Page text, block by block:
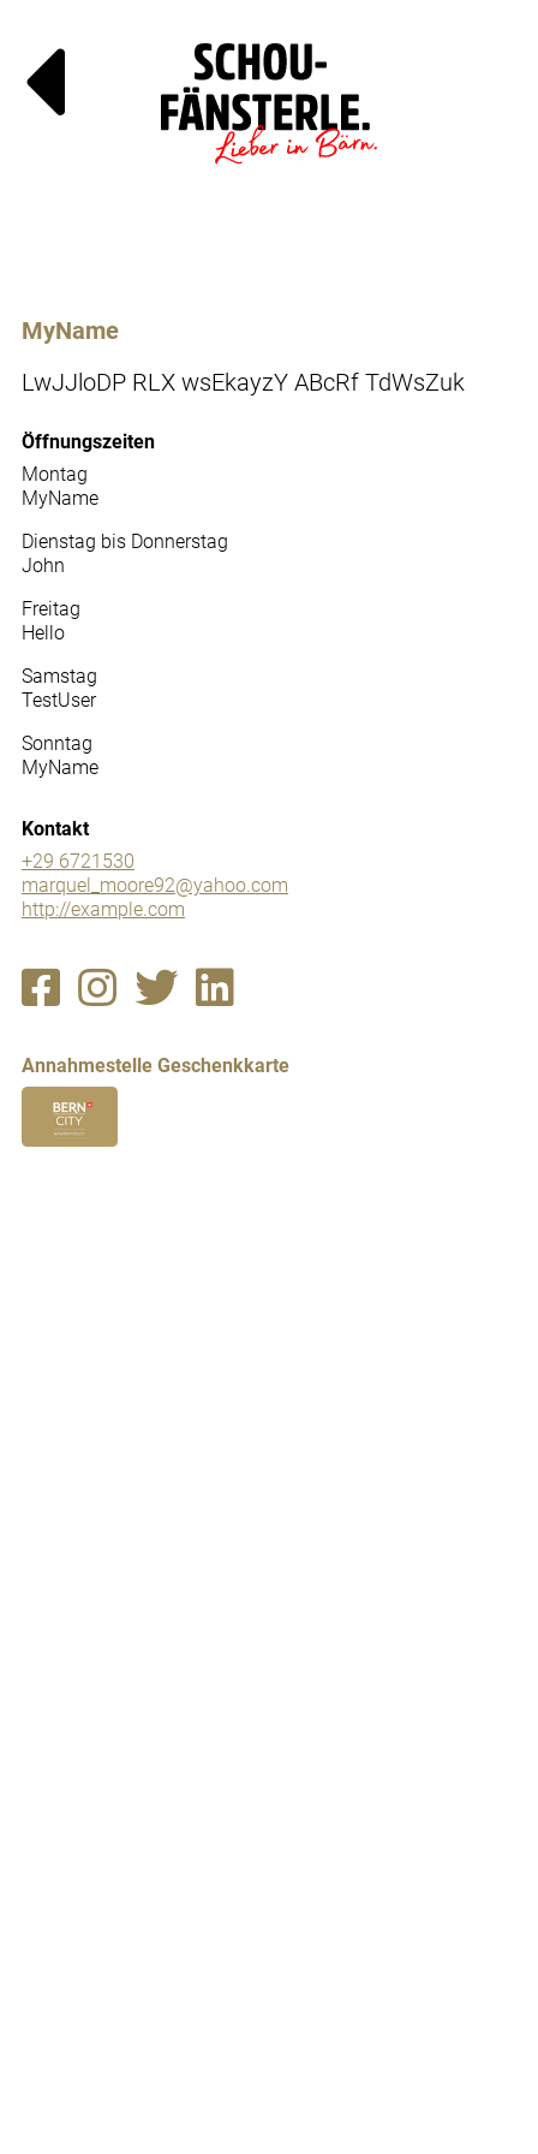
MyName
LwJJloDP RLX wsEkayzY ABcRf TdWsZuk
Öffnungszeiten
Montag
MyName
Dienstag bis Donnerstag
John
Freitag
Hello
Samstag
TestUser
Sonntag
MyName
Kontakt
+29 6721530
marquel_moore92@yahoo.com
http://example.com
Annahmestelle Geschenkkarte